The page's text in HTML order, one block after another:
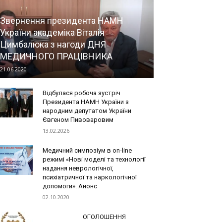
Звернення президента НАМН
України академіка Віталія
Цимбалюка з нагоди ДНЯ
МЕДИЧНОГО ПРАЦІВНИКА
21.06.2020
Відбулася робоча зустріч
Президента НАМН України з
народним депутатом України
Євгеном Пивоваровим
13.02.2026
Медичний симпозіум в on-line
режимі «Нові моделі та технології
надання неврологічної,
психіатричної та наркологічної
допомоги». Анонс
02.10.2020
ОГОЛОШЕННЯ